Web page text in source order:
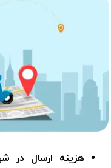
هزینه ارسال در شهر تهران: